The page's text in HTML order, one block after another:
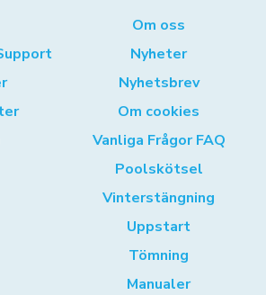
Om oss
Nyheter
Nyhetsbrev
Om cookies
Vanliga Frågor FAQ
Poolskötsel
Vinterstängning
Uppstart
Tömning
Manualer